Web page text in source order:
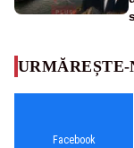
URMĂREȘTE-
Facebook